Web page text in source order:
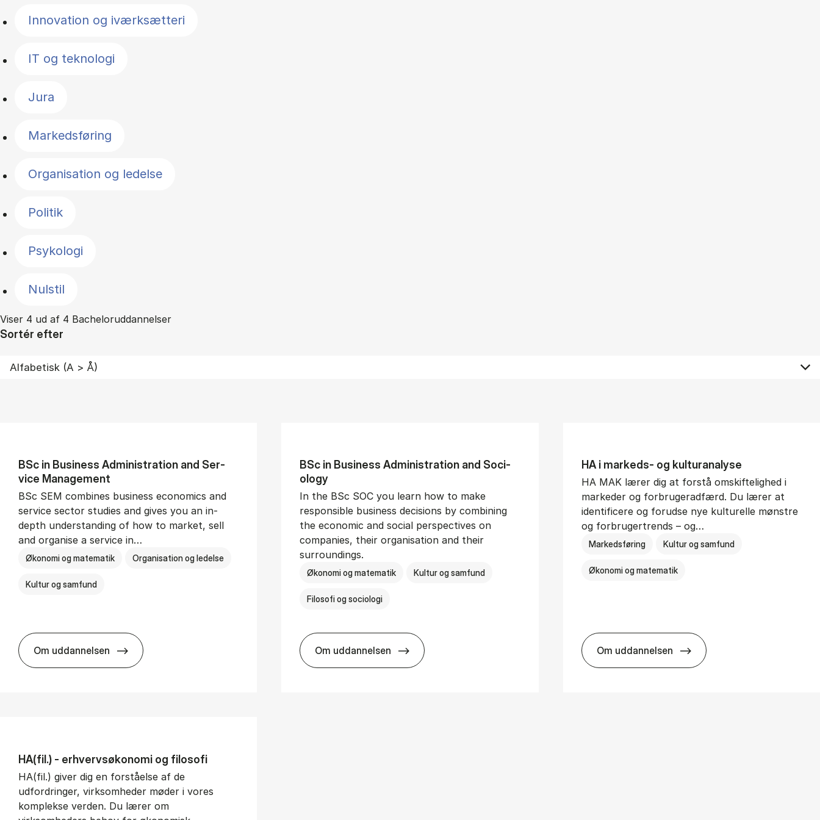
Innovation og iværksætteri
IT og teknologi
Jura
Markedsføring
Organisation og ledelse
Politik
Psykologi
Nulstil
Viser 4 ud af 4 Bacheloruddannelser
Sortér efter
BSc in Busi­ness Ad­min­is­tra­tion and Ser­
vice Man­age­ment
BSc SEM combines business economics and
service sector studies and gives you an in-
depth understanding of how to market, sell
and organise a service in…
Økonomi og matematik Organisation og ledelse
Kultur og samfund
Om uddannelsen
BSc in Busi­ness Ad­min­is­tra­tion and Ser­vice Man­age­ment
BSc in Busi­ness Ad­min­is­tra­tion and So­ci­
ology
In the BSc SOC you learn how to make
responsible business decisions by combining
the economic and social perspectives on
companies, their organisation and their
surroundings.
Økonomi og matematik Kultur og samfund
Filosofi og sociologi
Om uddannelsen
BSc in Busi­ness Ad­min­is­tra­tion and So­ci­ology
HA i mar­keds- og kul­tu­r­a­na­ly­se
HA MAK lærer dig at forstå omskiftelighed i
markeder og forbrugeradfærd. Du lærer at
identificere og forudse nye kulturelle mønstre
og forbrugertrends – og…
Markedsføring Kultur og samfund
Økonomi og matematik
Om uddannelsen
HA i mar­keds- og kul­tu­r­a­na­ly­se
HA(fil.) - erhvervs­økonomi og fi­lo­so­fi
HA(fil.) giver dig en forståelse af de
udfordringer, virksomheder møder i vores
komplekse verden. Du lærer om